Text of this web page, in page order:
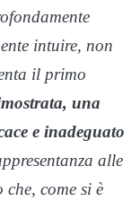
intuire, non
il primo
una
e inadeguato
alle
come si è